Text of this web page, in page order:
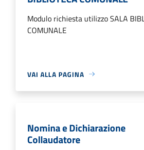
Modulo richiesta utilizzo SALA
COMUNALE
VAI ALLA PAGINA
Nomina e Dichiarazione
Collaudatore